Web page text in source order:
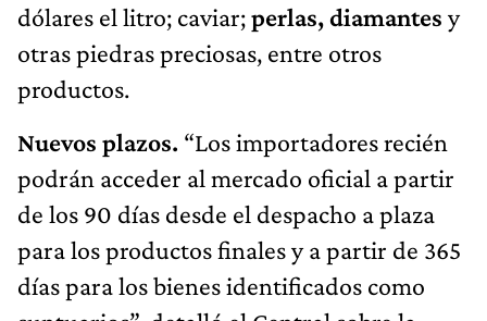
dólares el litro; caviar;perlas, diamantes y
otras piedras preciosas, entre otros
productos.
Nuevos plazos. “Los importadores recién
podrán acceder al mercado oficial a partir
de los 90 días desde el despacho a plaza
para los productos finales y a partir de 365
días para los bienes identificados como